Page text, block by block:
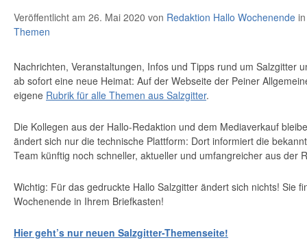
Veröffentlicht am 26. Mai 2020 von Redaktion Hallo Wochenende
Themen
Nachrichten, Veranstaltungen, Infos und Tipps rund um Salzgitter
ab sofort eine neue Heimat: Auf der Webseite der Peiner
eigene Rubrik für alle Themen aus Salzgitter.
Die Kollegen aus der Hallo-Redaktion und dem Mediaverkauf
ändert sich nur die technische Plattform: Dort informiert die
Team künftig noch schneller, aktueller und umfangreicher aus der
Wichtig: Für das gedruckte Hallo Salzgitter ändert sich nichts! Sie
Wochenende in Ihrem Briefkasten!
Hier geht’s nur neuen Salzgitter-Themenseite!